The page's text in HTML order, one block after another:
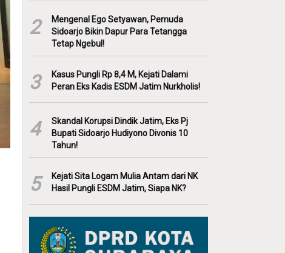
2
Mengenal Ego Setyawan, Pemuda
Sidoarjo Bikin Dapur Para Tetangga
Tetap Ngebul!
3
Kasus Pungli Rp 8,4 M, Kejati Dalami
Peran Eks Kadis ESDM Jatim Nurkholis!
4
Skandal Korupsi Dindik Jatim, Eks Pj
Bupati Sidoarjo Hudiyono Divonis 10
Tahun!
5
Kejati Sita Logam Mulia Antam dari NK
Hasil Pungli ESDM Jatim, Siapa NK?